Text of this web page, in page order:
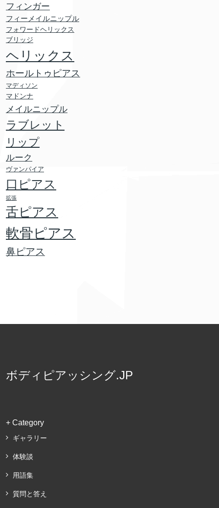
フィンガー
フィーメイルニップル
フォワードヘリックス
ブリッジ
ヘリックス
ホールトゥピアス
マディソン
マドンナ
メイルニップル
ラブレット
リップ
ルーク
ヴァンパイア
口ピアス
拡張
舌ピアス
軟骨ピアス
鼻ピアス
ボディピアッシング.JP
+ Category
ギャラリー
体験談
用語集
質問と答え